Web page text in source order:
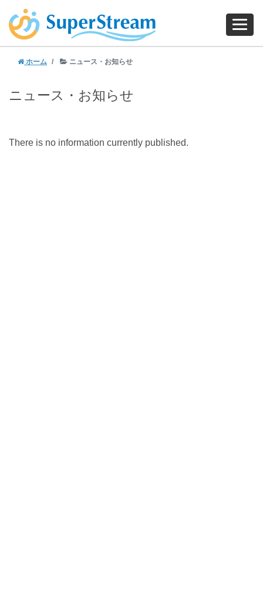
ホーム ニュース・お知らせ
ニュース・お知らせ
There is no information currently published.